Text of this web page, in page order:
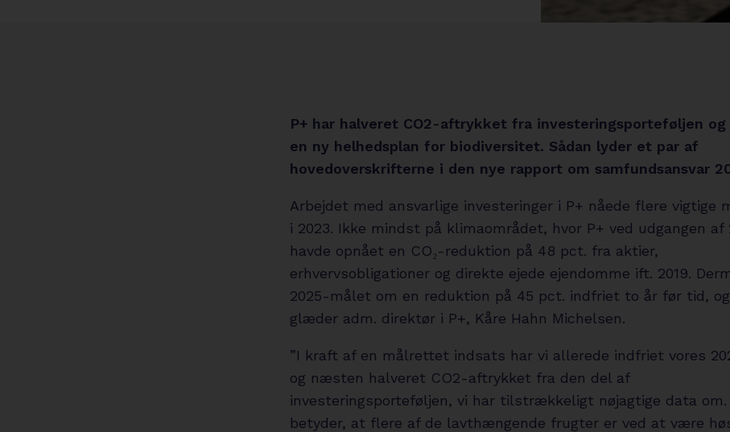
P+ har halveret CO2-aftrykket fra investeringsporteføljen og
en ny helhedsplan for biodiversitet. Sådan lyder et par af
hovedoverskrifterne i den nye rapport om samfundsansvar
Arbejdet med ansvarlige investeringer i P+ nåede flere vigtige
i 2023. Ikke mindst på klimaområdet, hvor P+ ved udgangen af
havde opnået en CO₂-reduktion på 48 pct. fra aktier,
erhvervsobligationer og direkte ejede ejendomme ift. 2019.
2025-målet om en reduktion på 45 pct. indfriet to år før tid,
glæder adm. direktør i P+, Kåre Hahn Michelsen.
”I kraft af en målrettet indsats har vi allerede indfriet vores
og næsten halveret CO2-aftrykket fra den del af
investeringsporteføljen, vi har tilstrækkeligt nøjagtige data om.
betyder, at flere af de lavthængende frugter er ved at være